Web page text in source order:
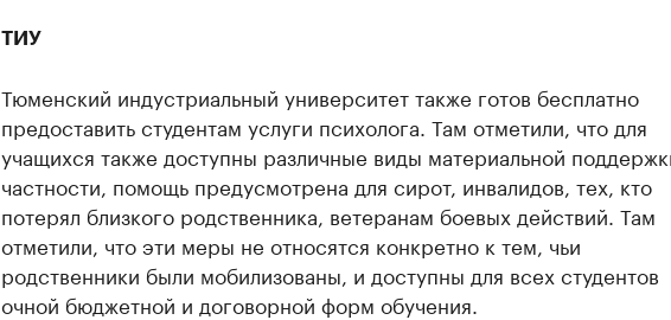
ТИУ
Тюменский индустриальный университет также готов бесплатно
предоставить студентам услуги психолога. Там отметили, что для
учащихся также доступны различные виды материальной
частности, помощь предусмотрена для сирот, инвалидов, тех, кто
потерял близкого родственника, ветеранам боевых действий. Там
отметили, что эти меры не относятся конкретно к тем, чьи
родственники были мобилизованы, и доступны для всех студентов
очной бюджетной и договорной форм обучения.